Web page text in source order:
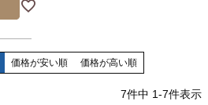
価格が安い順 価格が高い順
7件中 1-7件表示